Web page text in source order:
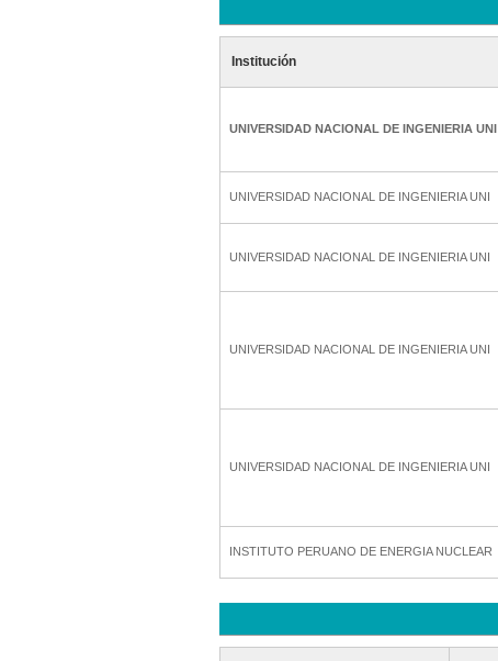
Institución
UNIVERSIDAD NACIONAL DE INGENIERIA UNI
UNIVERSIDAD NACIONAL DE INGENIERIA UNI
UNIVERSIDAD NACIONAL DE INGENIERIA UNI
UNIVERSIDAD NACIONAL DE INGENIERIA UNI
UNIVERSIDAD NACIONAL DE INGENIERIA UNI
INSTITUTO PERUANO DE ENERGIA NUCLEAR